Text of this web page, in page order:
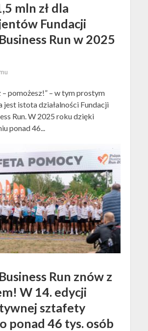
mln zł dla
Fundacji
Run w 2025
– pomożesz!” – w tym prostym
jest istota działalności Fundacji
Run. W 2025 roku dzięki
ponad 46...
Run znów z
W 14. edycji
sztafety
ponad 46 tys. osób